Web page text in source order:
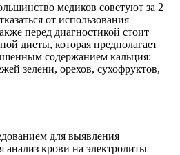
медиков советуют за 2
от использования
перед диагностикой стоит
диеты, которая предполагает
содержанием кальция:
зелени, орехов, сухофруктов,
для выявления
анализ крови на электролиты